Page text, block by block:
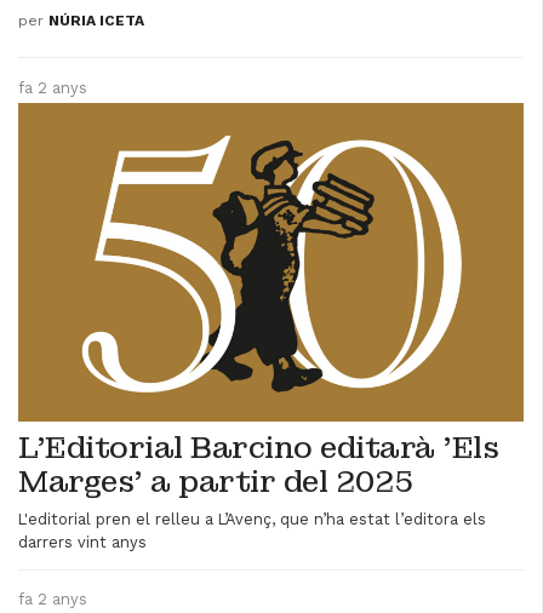
per NÚRIA ICETA
fa 2 anys
L’Editorial Barcino editarà 'Els
Marges' a partir del 2025
L'editorial pren el relleu a L’Avenç, que n’ha estat l’editora els
darrers vint anys
fa 2 anys